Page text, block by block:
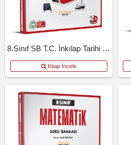
8.Sınıf SB T.C. İnkılap Tarihi Ve Atatürkçülük
Kitap İncele